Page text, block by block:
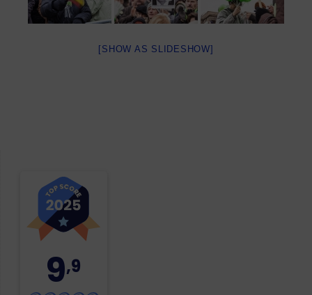
[SHOW AS SLIDESHOW]
9,9